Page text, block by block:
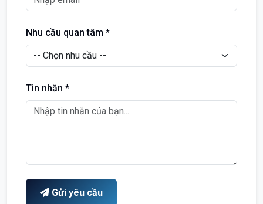
Nhu cầu quan tâm *
Tin nhắn *
Gửi yêu cầu